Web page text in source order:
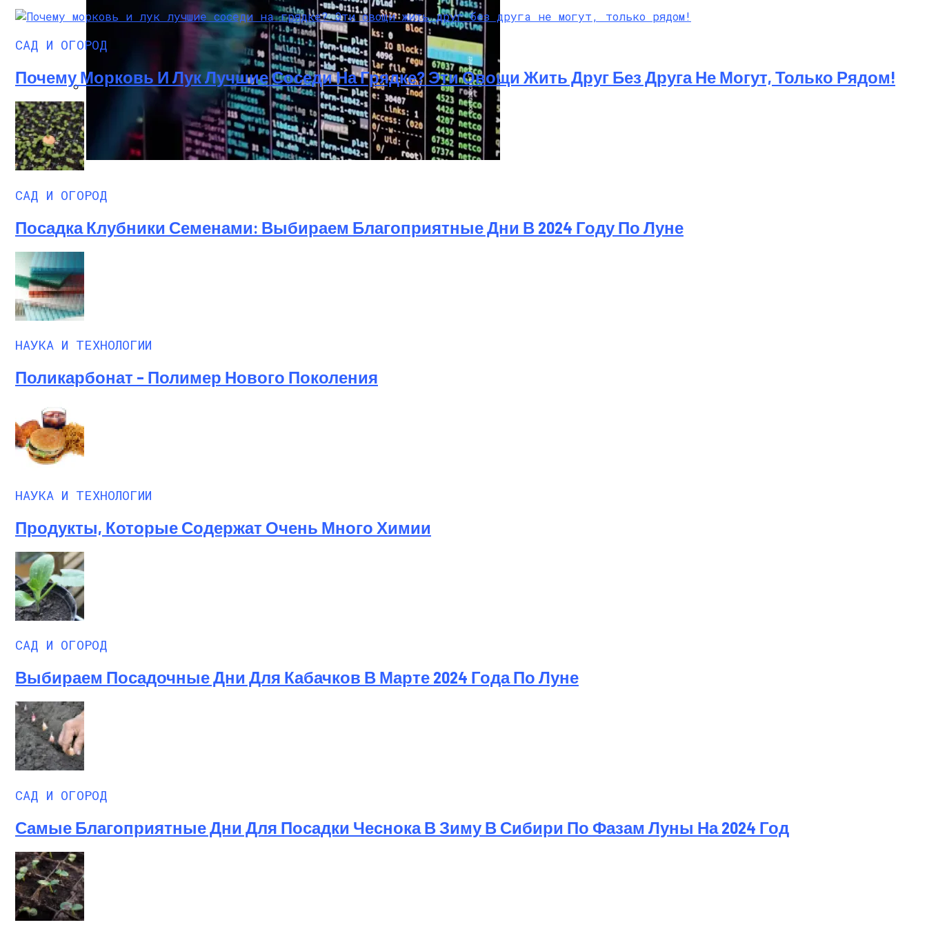
Преимущества И Особенности Угольных Грилей
САД И ОГОРОД
Почему Морковь И Лук Лучшие Соседи На Грядке? Эти Овощи Жить Друг Без Друга Не Могут, Только Рядом!
САД И ОГОРОД
Посадка Клубники Семенами: Выбираем Благоприятные Дни В 2024 Году По Луне
НАУКА И ТЕХНОЛОГИИ
Поликарбонат – Полимер Нового Поколения
НАУКА И ТЕХНОЛОГИИ
Продукты, Которые Содержат Очень Много Химии
САД И ОГОРОД
Выбираем Посадочные Дни Для Кабачков В Марте 2024 Года По Луне
САД И ОГОРОД
Самые Благоприятные Дни Для Посадки Чеснока В Зиму В Сибири По Фазам Луны На 2024 Год